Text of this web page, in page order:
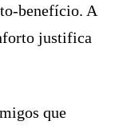
benefício. A
justifica
que